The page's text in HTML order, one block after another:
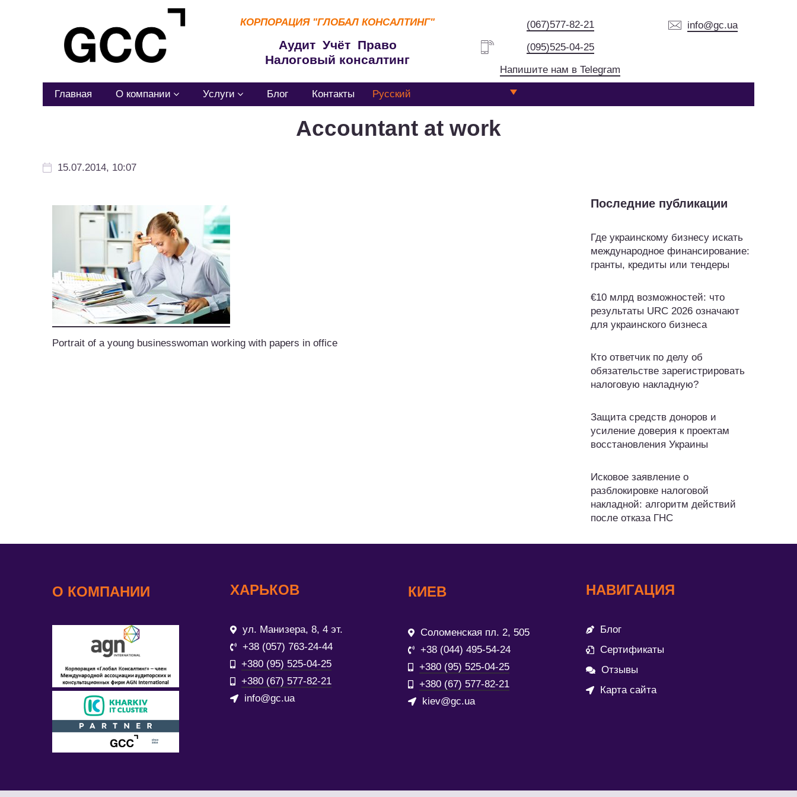
КОРПОРАЦИЯ "ГЛОБАЛ КОНСАЛТИНГ"
Аудит Учёт Право
Налоговый консалтинг
(067)577-82-21
(095)525-04-25
Напишите нам в Telegram
info@gc.ua
Главная О компании Услуги Блог Контакты Русский
Accountant at work
15.07.2014, 10:07
Portrait of a young businesswoman working with papers in office
Последние публикации
Где украинскому бизнесу искать
международное финансирование:
гранты, кредиты или тендеры
€10 млрд возможностей: что
результаты URC 2026 означают
для украинского бизнеса
Кто ответчик по делу об
обязательстве зарегистрировать
налоговую накладную?
Защита средств доноров и
усиление доверия к проектам
восстановления Украины
Исковое заявление о
разблокировке налоговой
накладной: алгоритм действий
после отказа ГНС
О КОМПАНИИ ХАРЬКОВ
ул. Манизера, 8, 4 эт.
+38 (057) 763-24-44
+380 (95) 525-04-25
+380 (67) 577-82-21
info@gc.ua
КИЕВ
Соломенская пл. 2, 505
+38 (044) 495-54-24
+380 (95) 525-04-25
+380 (67) 577-82-21
kiev@gc.ua
НАВИГАЦИЯ
Блог
Сертификаты
Отзывы
Карта сайта